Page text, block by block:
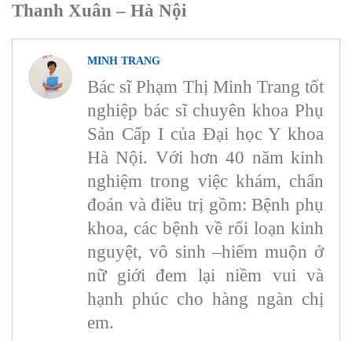
Thanh Xuân – Hà Nội
MINH TRANG
Bác sĩ Phạm Thị Minh Trang tốt
nghiệp bác sĩ chuyên khoa Phụ
Sản Cấp I của Đại học Y khoa
Hà Nội. Với hơn 40 năm kinh
nghiệm trong việc khám, chẩn
đoán và điều trị gồm: Bệnh phụ
khoa, các bệnh về rối loạn kinh
nguyệt, vô sinh –hiếm muộn ở
nữ giới đem lại niềm vui và
hạnh phúc cho hàng ngàn chị
em.